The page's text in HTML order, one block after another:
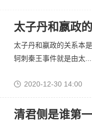
太子丹和嬴政
太子丹和嬴政的关系本
轲刺秦王事件就是由太...
2020-12-30 14:00
清君侧是谁第